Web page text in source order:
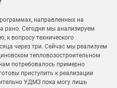
направленных на
рано. Сегодня мы анализируем
к вопросу технического
через три. Сейчас мы реализуем
тепловозостроительном
потребовалось примерно
приступить к реализации
УДМЗ пока могу лишь